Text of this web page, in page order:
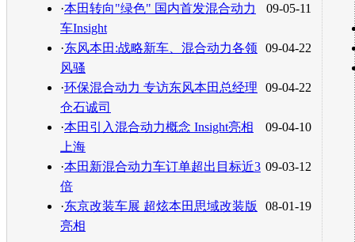
09-05-11
·本田转向"绿色" 国内首发混合动力
车Insight
09-04-22
·东风本田:战略新车、混合动力各领
风骚
09-04-22
·环保混合动力 专访东风本田总经理
仓石诚司
09-04-10
·本田引入混合动力概念 Insight亮相
上海
09-03-12
·本田新混合动力车订单超出目标近3
倍
08-01-19
·东京改装车展 超炫本田思域改装版
亮相